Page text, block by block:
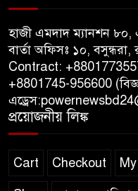
সমালোচনা
হাজী এমদাদ ম্যানশন ৮০,
বার্তা অফিসঃ ১০,
Contract:
+8801745-956600
প্রয়োজনীয় লিঙ্ক
Cart Checkout